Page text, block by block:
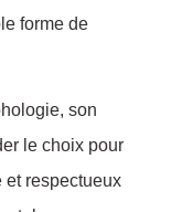
forme de
son
le choix pour
et respectueux